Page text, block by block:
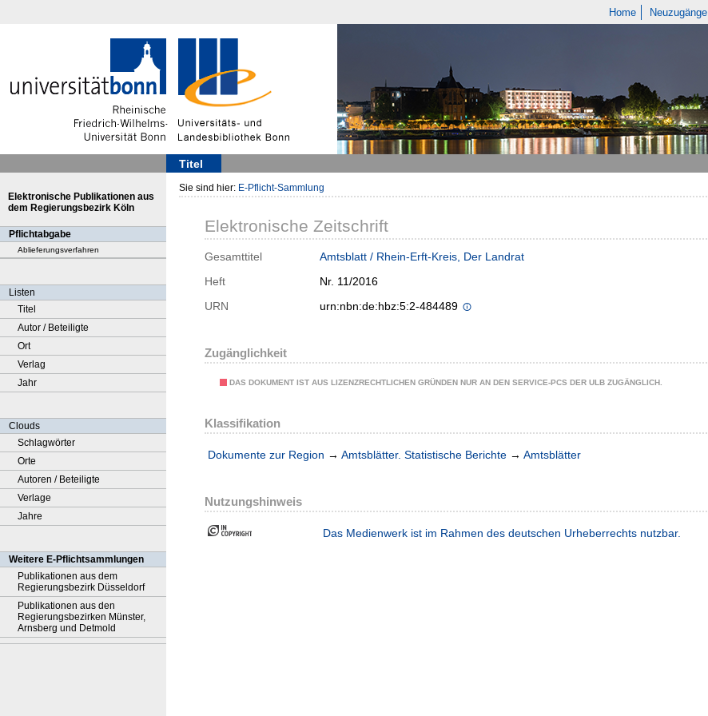
Home Neuzugänge
Titel
Elektronische Publikationen aus
dem Regierungsbezirk Köln
Pflichtabgabe
Ablieferungsverfahren
Listen
Titel
Autor / Beteiligte
Ort
Verlag
Jahr
Clouds
Schlagwörter
Orte
Autoren / Beteiligte
Verlage
Jahre
Weitere E-Pflichtsammlungen
Publikationen aus dem
Regierungsbezirk Düsseldorf
Publikationen aus den
Regierungsbezirken Münster,
Arnsberg und Detmold
Sie sind hier: E-Pflicht-Sammlung
Elektronische Zeitschrift
Gesamttitel
Amtsblatt / Rhein-Erft-Kreis, Der Landrat
Heft
Nr. 11/2016
URN
urn:nbn:de:hbz:5:2-484489
Zugänglichkeit
DAS DOKUMENT IST AUS LIZENZRECHTLICHEN GRÜNDEN NUR AN DEN SERVICE-PCS DER ULB ZUGÄNGLICH.
Klassifikation
Dokumente zur Region → Amtsblätter. Statistische Berichte → Amtsblätter
Nutzungshinweis
Das Medienwerk ist im Rahmen des deutschen Urheberrechts nutzbar.